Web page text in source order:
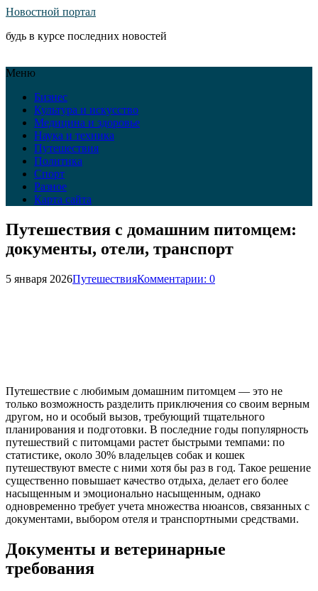
Новостной портал
будь в курсе последних новостей
Меню
Бизнес
Культура и искусство
Медицина и здоровье
Наука и техника
Путешествия
Политика
Спорт
Разное
Карта сайта
Путешествия с домашним питомцем:
документы, отели, транспорт
5 января 2026ПутешествияКомментарии: 0
Путешествие с любимым домашним питомцем — это не
только возможность разделить приключения со своим верным
другом, но и особый вызов, требующий тщательного
планирования и подготовки. В последние годы популярность
путешествий с питомцами растет быстрыми темпами: по
статистике, около 30% владельцев собак и кошек
путешествуют вместе с ними хотя бы раз в год. Такое решение
существенно повышает качество отдыха, делает его более
насыщенным и эмоционально насыщенным, однако
одновременно требует учета множества нюансов, связанных с
документами, выбором отеля и транспортными средствами.
Документы и ветеринарные
требования